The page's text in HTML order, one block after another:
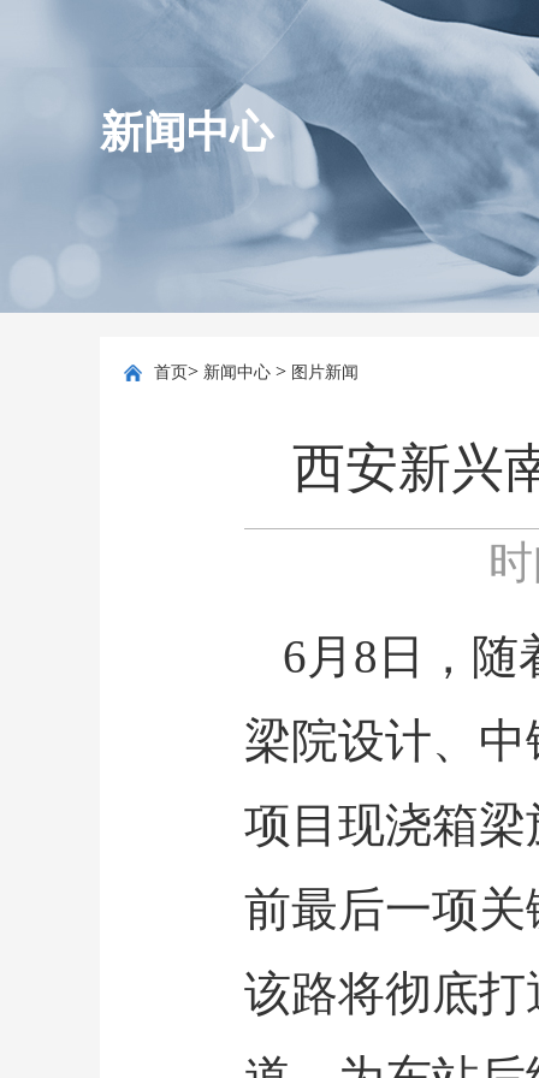
新闻中心
首页> 新闻中心 > 图片新闻
西安新兴
时
6月8日，随
梁院设计、
项目现浇箱
前最后一项
该路将彻底